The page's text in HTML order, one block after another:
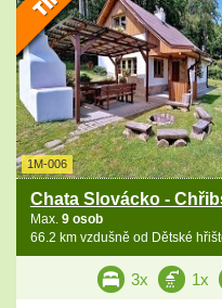
1M-006
Chata Slovácko -
Max. 9 osob
66.2 km vzdušně od Dětské
3x 1x